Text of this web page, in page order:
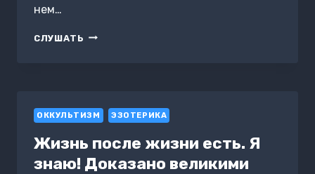
нем…
СЛУШАТЬ А
ОНА
ОККУЛЬТИЗМ ЭЗОТЕРИКА
Жизнь после жизни есть. Я
знаю! Доказано великими